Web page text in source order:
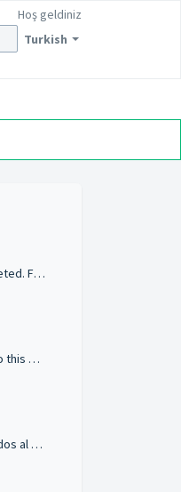
Turkish
Hoş geldiniz
Way. ? I. Am. Do. Not Recover. My deleted. Folder
locatiing my files and moving them to this development
Demasiados dispocitivos sincronisados al correo